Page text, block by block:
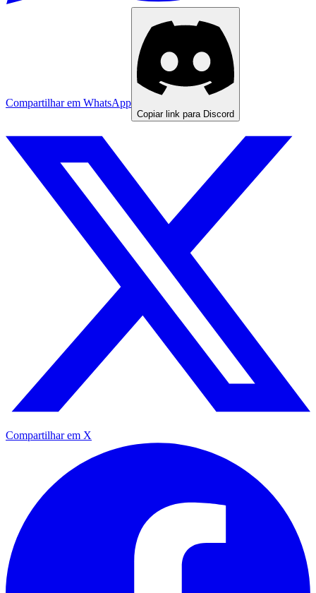
Compartilhar em WhatsApp
Copiar link para Discord
Compartilhar em X